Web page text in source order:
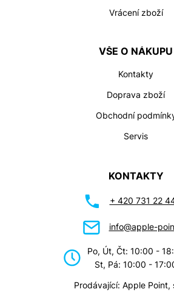
Vrácení zboží
VŠE O NÁKUPU
Kontakty
Doprava zboží
Obchodní
Servis
KONTAKTY
+ 420 731 22
info@apple-
Po, Út, Čt: 10:00 -
St, Pá: 10:00 -
Prodávající: Apple Point,